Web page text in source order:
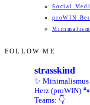
Social
proWIN
FOLLOW ME
strasskind
✨ Minimalismus
Herz (proWIN)
Teams: 👇